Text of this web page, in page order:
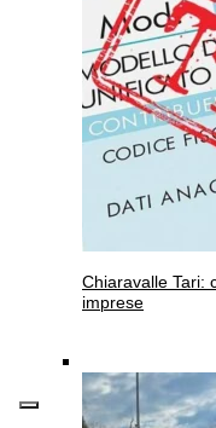
Chiaravalle Tari:
imprese